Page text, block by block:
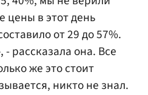
цены в этот день
от 29 до 57%.
рассказала она. Все
же это стоит
никто не знал.